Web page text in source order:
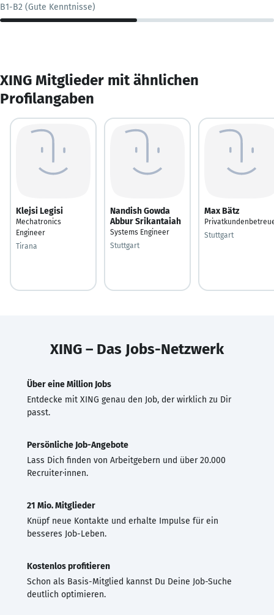
B1-B2 (Gute Kenntnisse)
XING Mitglieder mit ähnlichen
Profilangaben
Klejsi Legisi
Mechatronics
Engineer
Tirana
Nandish Gowda
Abbur Srikantaiah
Systems Engineer
Stuttgart
Max Bätz
Stuttgart
XING – Das Jobs-Netzwerk
Über eine Million Jobs
Entdecke mit XING genau den Job, der wirklich zu Dir
passt.
Persönliche Job-Angebote
Lass Dich finden von Arbeitgebern und über 20.000
Recruiter·innen.
21 Mio. Mitglieder
Knüpf neue Kontakte und erhalte Impulse für ein
besseres Job-Leben.
Kostenlos profitieren
Schon als Basis-Mitglied kannst Du Deine Job-Suche
deutlich optimieren.